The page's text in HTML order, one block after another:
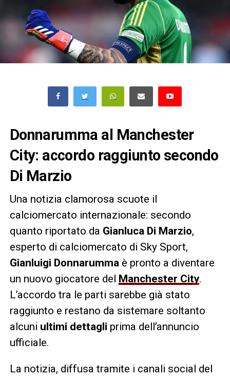
Donnarumma al Manchester
City: accordo raggiunto secondo
Di Marzio
Una notizia clamorosa scuote il
calciomercato internazionale: secondo
quanto riportato da Gianluca Di Marzio,
esperto di calciomercato di Sky Sport,
Gianluigi Donnarumma è pronto a diventare
un nuovo giocatore del Manchester City.
L’accordo tra le parti sarebbe già stato
raggiunto e restano da sistemare soltanto
alcuni ultimi dettagli prima dell’annuncio
ufficiale.
La notizia, diffusa tramite i canali social del